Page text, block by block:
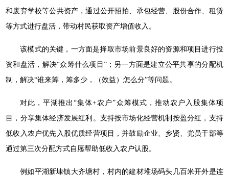
和废弃学校等公共资产，通过公开招拍、承包经营、股份合作、租赁
等方式进行盘活，带动村民获取资产增值收入。
该模式的关键，一方面是择取市场前景良好的资源和项目进行投
资和盘活，解决“众筹什么项目”；另一方面是建立公平共享的分配机
制，解决“谁来筹，筹多少，（效益）怎么分”等问题。
对此，平湖推出“集体+农户”众筹模式，推动农户入股集体项
目，分享集体经济发展红利。支持按市场化经营机制按盈分红，支持
低收入农户优先入股优质经营项目，并鼓励企业、乡贤、党员干部等
通过第三次分配方式自愿帮助低收入农户认股。
例如平湖新埭镇大齐塘村，村内的建材堆场码头几百米开外是连